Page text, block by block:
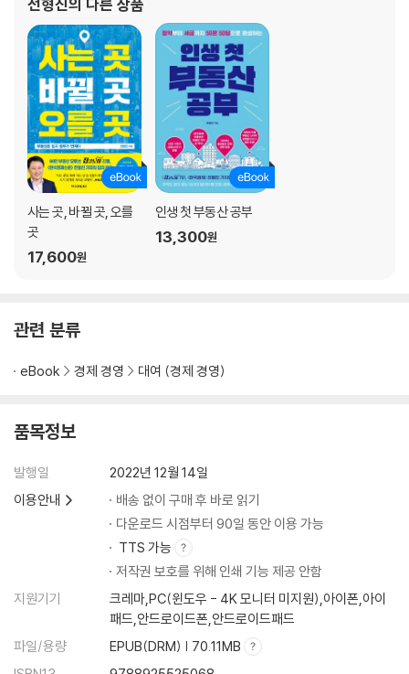
PART 3 재개발 · 재건축 · 리모델링
27 재개발과 재건축은 도대체 뭐가 다를까?
28 집이 낡았다는데 왜 기뻐할까?
29 재개발·재건축 할 수 있는 곳과 없는 곳은?
30 사업성 좋은 곳을 찾는 방법은?
31 10억 원짜리 집이 1억 원이 된다고?
32 새 아파트가 되는 집과 안 되는 집은?
33 다주택자를 조심해야 하는 이유는?
34 우리 집인데 못 판다고?
35 왜 재건축을 하지 않고 리모델링을 할까?
PART 4 세금
37 부동산 세금이 어려운 이유는?
40 재산세와 종부세는 뭐가 다를까?
42 보유세를 아예 안 내는 방법은?
43 집이 많아도 못 파는 이유는?
44 양도세를 아예 안 내는 방법은?
45 집이 두 채인데 한 채로 봐준다고?
46 집을 파는 순서에 따라 세금이 달라진다고?
47 다주택자여도 양도세가 중과되지 않는다고?
48 손해 본 집을 함부로 팔면 안 되는 이유는?
50 빚도 함께 증여해야 하는 이유는?
전형진의 다른 상품
사는 곳, 바뀔 곳, 오를
곳
17,600원
인생 첫 부동산 공부
13,300원
관련 분류
eBook 경제 경영 대여 (경제 경영)
품목정보
발행일
2022년 12월 14일
이용안내
배송 없이 구매 후 바로 읽기
다운로드 시점부터 90일 동안 이용 가능
TTS 가능
저작권 보호를 위해 인쇄 기능 제공 안함
지원기기
크레마,PC(윈도우 - 4K 모니터 미지원),아이폰,아이
패드,안드로이드폰,안드로이드패드
파일/용량
EPUB(DRM) | 70.11MB